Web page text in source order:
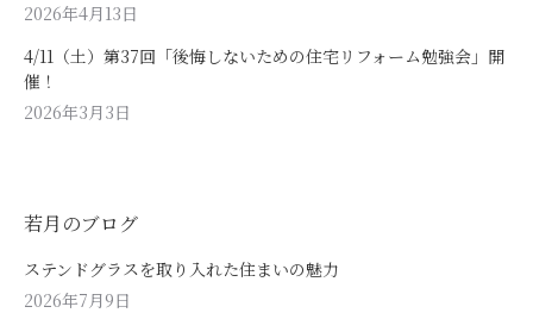
2026年4月13日
4/11（土）第37回「後悔しないための住宅リフォーム勉強会」開
催！
2026年3月3日
若月のブログ
ステンドグラスを取り入れた住まいの魅力
2026年7月9日